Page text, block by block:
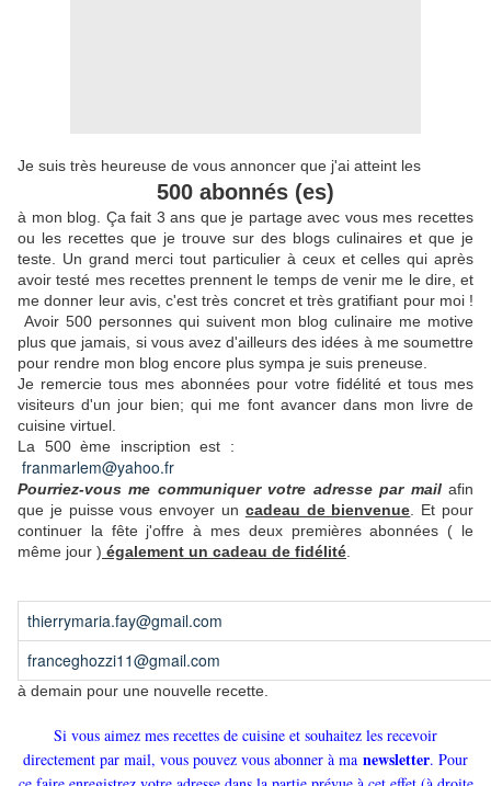
Je suis très heureuse de vous annoncer que j'ai atteint les
500 abonnés (es)
à mon blog. Ça fait 3 ans que je partage avec vous mes recettes
ou les recettes que je trouve sur des blogs culinaires et que je
teste.
Un grand merci tout particulier à ceux et celles qui après
avoir testé mes recettes prennent le temps de venir me le dire, et
me donner leur avis, c'est très concret et très gratifiant pour moi !
Avoir 500 personnes qui suivent mon blog culinaire me motive
plus que jamais, si vous avez d'ailleurs des idées à me soumettre
pour rendre mon blog encore plus sympa je suis preneuse.
Je remercie tous mes abonnées pour votre fidélité et tous mes
visiteurs d'un jour bien; qui me font avancer dans mon livre de
cuisine virtuel.
La 500 ème inscription est :
franmarlem@yahoo.fr
Pourriez-vous me communiquer votre adresse par mailafin
que je puisse vous envoyer un cadeau de bienvenue
Et pour
continuer la fête j'offre à mes deux premières abonnées ( le
même jour ) également un cadeau de fidélité
thierrymaria.fay@gmail.com
franceghozzi11@gmail.com
à demain pour une nouvelle recette.
Si vous aimez mes recettes de cuisine et souhaitez les recevoir
directement par mail, vous pouvez vous abonner à ma newsletter. Pour